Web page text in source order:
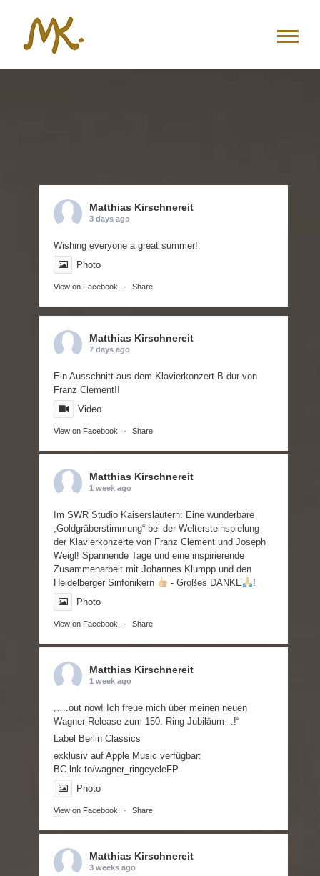
springen
Matthias Kirschnereit
3 days ago
Wishing everyone a great summer!
Photo
View on Facebook · Share
Matthias Kirschnereit
7 days ago
Ein Ausschnitt aus dem Klavierkonzert B dur von
Franz Clement!!
Video
View on Facebook · Share
Matthias Kirschnereit
1 week ago
ImSWR Studio Kaiserslautern: Eine wunderbare
„Goldgräberstimmung“ bei der Weltersteinspielung
der Klavierkonzerte von Franz Clement und Joseph
Weigl! Spannende Tage und eine inspirierende
Zusammenarbeit mitJohannes Klumpp und den
Heidelberger Sinfonikern - Großes DANKE
!
Photo
View on Facebook · Share
Matthias Kirschnereit
1 week ago
„….out now! Ich freue mich über meinen neuen
Wagner-Release zum 150. Ring Jubiläum…!“
Label Berlin Classics
exklusiv aufApple Music verfügbar:
BC.lnk.to/wagner_ringcycleFP
Photo
View on Facebook · Share
Matthias Kirschnereit
3 weeks ago